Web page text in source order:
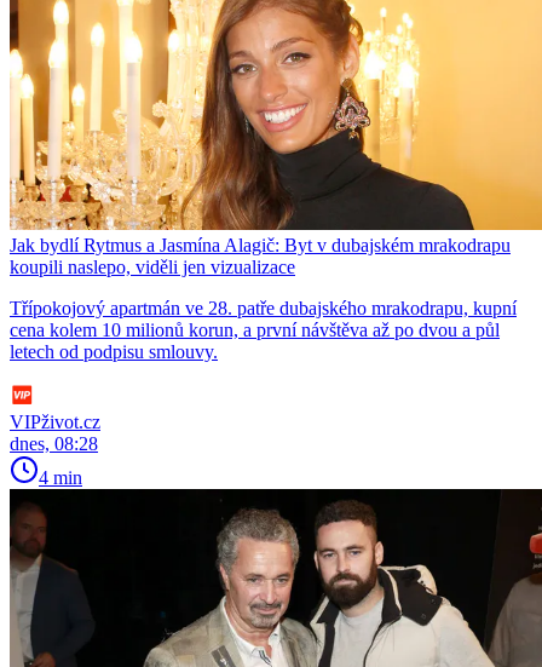
Jak bydlí Rytmus a Jasmína Alagič: Byt v dubajském mrakodrapu
koupili naslepo, viděli jen vizualizace
Třípokojový apartmán ve 28. patře dubajského mrakodrapu, kupní
cena kolem 10 milionů korun, a první návštěva až po dvou a půl
letech od podpisu smlouvy.
VIPživot.cz
dnes, 08:28
4 min